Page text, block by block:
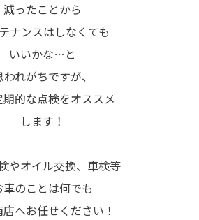
減ったことから
ナンスはしなくても
いいかな…と
われがちですが、
的な点検をオススメ
します！
やオイル交換、車検等
車のことは何でも
へお任せください！